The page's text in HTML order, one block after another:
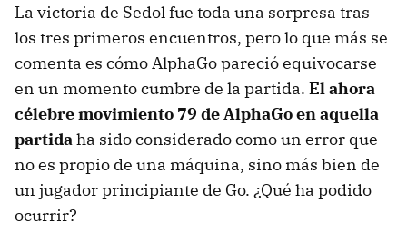
La victoria de Sedol fue toda una sorpresa tras
los tres primeros encuentros, pero lo que más se
comenta es cómo AlphaGo pareció equivocarse
en un momento cumbre de la partida. El ahora
célebre movimiento 79 de AlphaGo en aquella
partidaha sido considerado como un error que
no es propio de una máquina, sino más bien de
un jugador principiante de Go. ¿Qué ha podido
ocurrir?